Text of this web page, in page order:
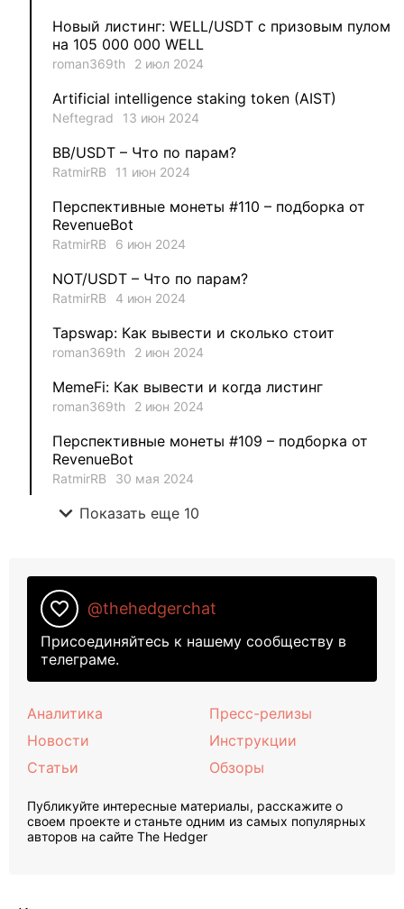
Jevick 1
MysticalEnergyNFT 1
DecimalChain 1
Ksenia 1
METAMINECRAFT
Kate_AAX 1
Новый листинг: WELL/USDT с призовым пулом
на 105 000 000 WELL
roman369th 2 июл 2024
Artificial intelligence staking token (AIST)
Neftegrad 13 июн 2024
BB/USDT – Что по парам?
RatmirRB 11 июн 2024
Перспективные монеты #110 – подборка от
RevenueBot
RatmirRB 6 июн 2024
NOT/USDT – Что по парам?
RatmirRB 4 июн 2024
Tapswap: Как вывести и сколько стоит
roman369th 2 июн 2024
MemeFi: Как вывести и когда листинг
roman369th 2 июн 2024
Перспективные монеты #109 – подборка от
RevenueBot
RatmirRB 30 мая 2024
expand_more Показать еще 10
favorite_border @thehedgerchat
Присоединяйтесь к нашему сообществу в
телеграме.
Аналитика
Новости
Статьи
Пресс-релизы
Инструкции
Обзоры
Публикуйте интересные материалы, расскажите о
своем проекте и станьте одним из самых популярных
авторов на сайте The Hedger